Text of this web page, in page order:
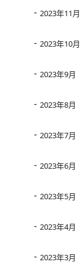
2023年11月
2023年10月
2023年9月
2023年8月
2023年7月
2023年6月
2023年5月
2023年4月
2023年3月